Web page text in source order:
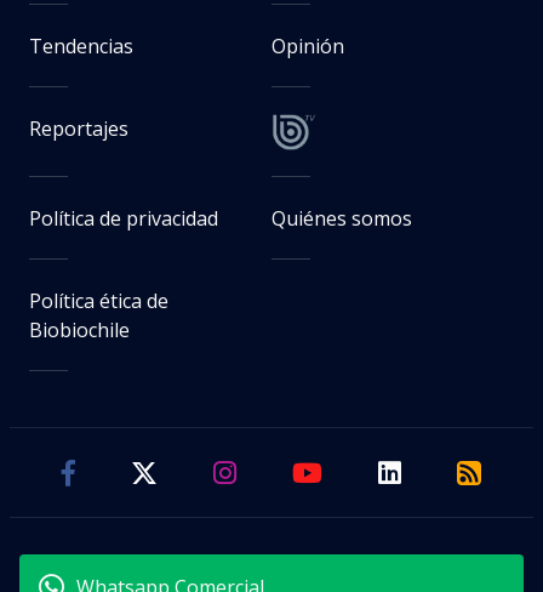
Tendencias Opinión
Reportajes
Política de privacidad Quiénes somos
Política ética de
Biobiochile